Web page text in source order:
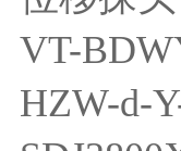
VT-
HZW-d-